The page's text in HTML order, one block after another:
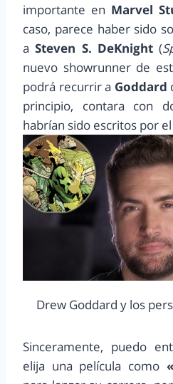
importante en Marvel
caso, parece haber sido
aSteven S. DeKnight (
nuevo showrunner de
podrá recurrir a Goddard
principio, contara con
habrían sido escritos por
Drew Goddard y los
Sinceramente, puedo
elija una película como